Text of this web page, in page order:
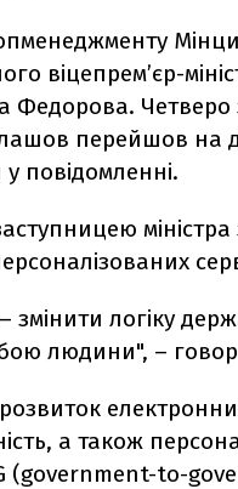
віцепрем’єр-
Федорова. Четверо
перейшов на
повідомленні.
змінити логіку
людини", –
а також
(government-to-